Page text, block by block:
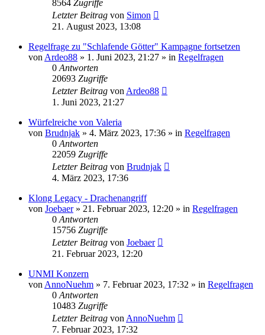
8564 Zugriffe
Letzter Beitrag von Simon
21. August 2023, 13:08
Regelfrage zu "Schlafende Götter" Kampagne fortsetzen
von Ardeo88 » 1. Juni 2023, 21:27 » in Regelfragen
0 Antworten
20693 Zugriffe
Letzter Beitrag von Ardeo88
1. Juni 2023, 21:27
Würfelreiche von Valeria
von Brudnjak » 4. März 2023, 17:36 » in Regelfragen
0 Antworten
22059 Zugriffe
Letzter Beitrag von Brudnjak
4. März 2023, 17:36
Klong Legacy - Drachenangriff
von Joebaer» 21. Februar 2023, 12:20 » in Regelfragen
0 Antworten
15756 Zugriffe
Letzter Beitrag von Joebaer
21. Februar 2023, 12:20
UNMI Konzern
von AnnoNuehm » 7. Februar 2023, 17:32 » in Regelfragen
0 Antworten
10483 Zugriffe
Letzter Beitrag von AnnoNuehm
7. Februar 2023, 17:32